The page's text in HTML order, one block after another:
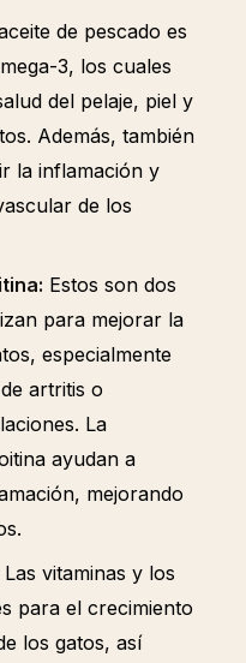
de pescado es
3, los cuales
del pelaje, piel y
Además, también
la inflamación y
de los
Estos son dos
para mejorar la
especialmente
artritis o
La
ayudan a
mejorando
Las vitaminas y los
para el crecimiento
los gatos, así